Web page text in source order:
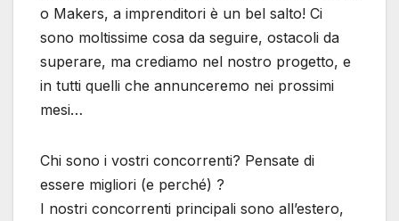
o Makers, a imprenditori è un bel salto! Ci
sono moltissime cosa da seguire, ostacoli da
superare, ma crediamo nel nostro progetto, e
in tutti quelli che annunceremo nei prossimi
mesi…
Chi sono i vostri concorrenti? Pensate di
essere migliori (e perché) ?
I nostri concorrenti principali sono all’estero,